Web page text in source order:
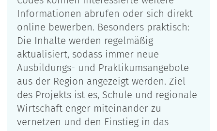
Informationen abrufen oder sich direkt
online bewerben. Besonders praktisch:
Die Inhalte werden regelmäßig
aktualisiert, sodass immer neue
Ausbildungs- und Praktikumsangebote
aus der Region angezeigt werden. Ziel
des Projekts ist es, Schule und regionale
Wirtschaft enger miteinander zu
vernetzen und den Einstieg in das